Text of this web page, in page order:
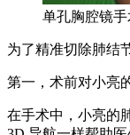
单孔胸腔镜
为了精准切除肺结
第一，术前对小亮
在手术中，小亮的